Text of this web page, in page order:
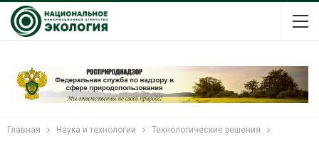
Главная Наука и технологии Технологические решения